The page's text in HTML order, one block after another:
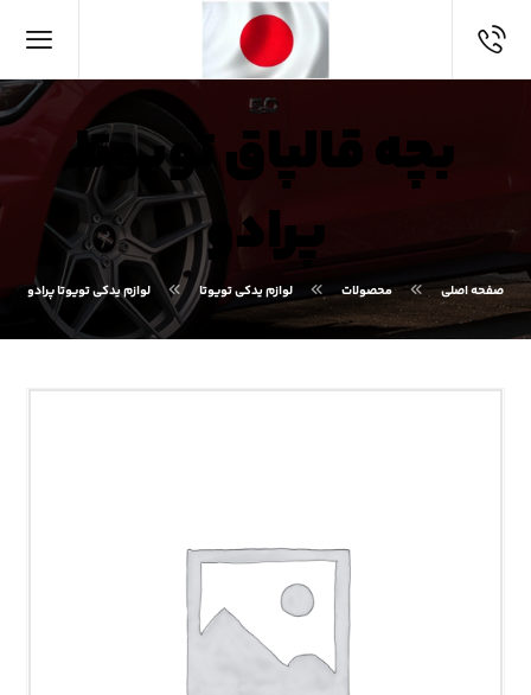
بچه قالپاق تویوتا
پرادو
صفحه اصلی محصولات لوازم یدکی تویوتا لوازم یدکی تویوتا پرادو